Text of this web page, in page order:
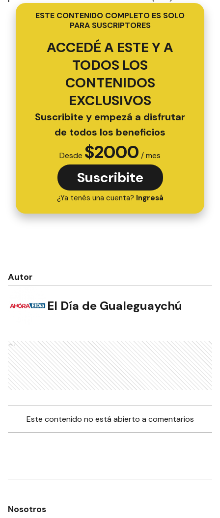
ESTE CONTENIDO COMPLETO ES SOLO
PARA SUSCRIPTORES
ACCEDÉ A ESTE Y A
TODOS LOS
CONTENIDOS
EXCLUSIVOS
Suscribite y empezá a disfrutar
de todos los beneficios
Desde $2000 / mes
Suscribite
¿Ya tenés una cuenta? Ingresá
Autor
El Día de Gualeguaychú
Ads
Este contenido no está abierto a comentarios
Nosotros